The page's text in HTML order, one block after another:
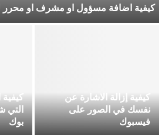
كيفية اضافة مسؤول او مشرف او محرر
كيفية
التي
بوك
كيفية إزالة الاشارة عن
نفسك في الصور على
فيسبوك